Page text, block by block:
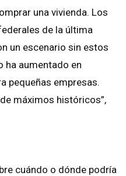
una vivienda. Los
de la última
un escenario sin estos
ha aumentado en
pequeñas empresas.
máximos históricos”,
cuándo o dónde podría